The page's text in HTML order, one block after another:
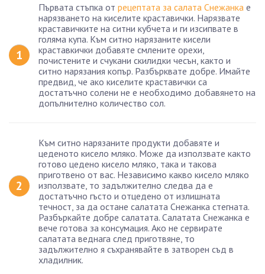
Първата стъпка от рецептата за салата Снежанка е
нарязването на киселите краставички. Нарязвате
краставичките на ситни кубчета и ги изсипвате в
голяма купа. Към ситно нарязаните кисели
краставкички добавяте смлените орехи,
почистените и счукани скилидки чесън, както и
ситно нарязания копър. Разбърквате добре. Имайте
предвид, че ако киселите краставички са
достатъчно солени не е необходимо добавянето на
допълнително количество сол.
Към ситно нарязаните продукти добавяте и
цеденото кисело мляко. Може да използвате както
готово цедено кисело мляко, така и такова
приготвено от вас. Независимо какво кисело мляко
използвате, то задължително следва да е
достатъчно гъсто и отцедено от излишната
течност, за да остане салатата Снежанка стегната.
Разбъркайте добре салатата. Салатата Снежанка е
вече готова за консумация. Ако не сервирате
салатата веднага след приготвяне, то
задължително я съхранявайте в затворен съд в
хладилник.